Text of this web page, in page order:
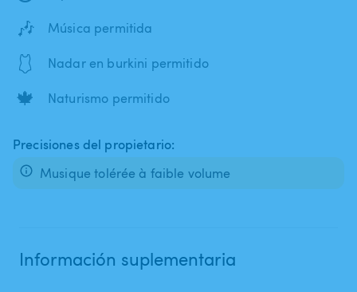
🎶 Música permitida
🩱 Nadar en burkini permitido
🍁 Naturismo permitido
Precisiones del propietario:
Musique tolérée à faible volume
Información suplementaria